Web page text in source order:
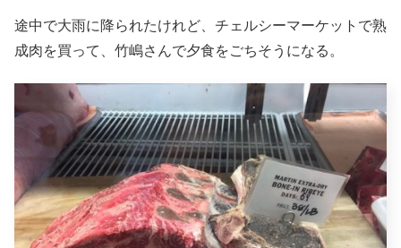
途中で大雨に降られたけれど、チェルシーマーケットで熟
成肉を買って、竹嶋さんで夕食をごちそうになる。